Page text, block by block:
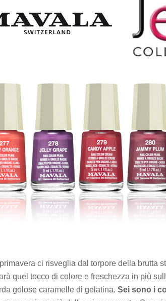
ci risveglia dal torpore della brutta
quel tocco di colore e freschezza in più
golose caramelle di gelatina. Sei sono i